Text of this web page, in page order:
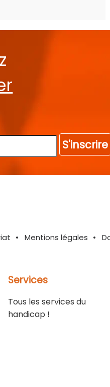
S'inscrire
Mentions légales
Services
Tous les services du
handicap !